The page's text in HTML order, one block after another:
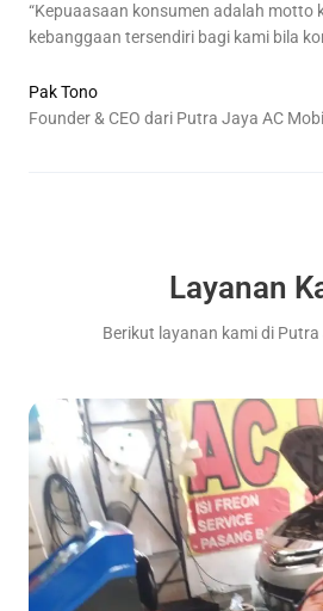
“Kepuaasaan konsumen adalah motto
kebanggaan tersendiri bagi kami bila
Pak Tono
Founder & CEO dari Putra Jaya AC Mobil
Layanan
Berikut layanan kami di Putra